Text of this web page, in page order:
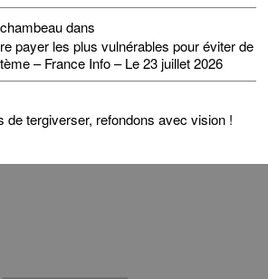
dans
payer les plus vulnérables pour éviter de
– France Info – Le 23 juillet 2026
de tergiverser, refondons avec vision !